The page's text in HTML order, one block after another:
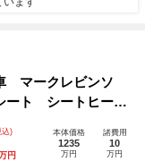
マークレビンソ
ート シートヒータ
メモリ付パワー
Ｄ 純正２１イン
込)
円
本体価格
1235
万円
諸費用
10
万円